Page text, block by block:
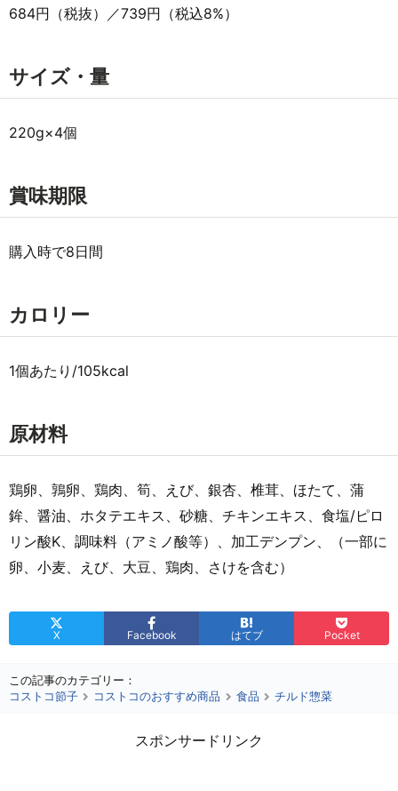
684円（税抜）／739円（税込8%）
サイズ・量
220g×4個
賞味期限
購入時で8日間
カロリー
1個あたり/105kcal
原材料
鶏卵、鶉卵、鶏肉、筍、えび、銀杏、椎茸、ほたて、蒲
鉾、醤油、ホタテエキス、砂糖、チキンエキス、食塩/ピロ
リン酸K、調味料（アミノ酸等）、加工デンプン、（一部に
卵、小麦、えび、大豆、鶏肉、さけを含む）
X Facebook はてブ Pocket
この記事のカテゴリー：
コストコ節子
コストコのおすすめ商品 食品 チルド惣菜
スポンサードリンク